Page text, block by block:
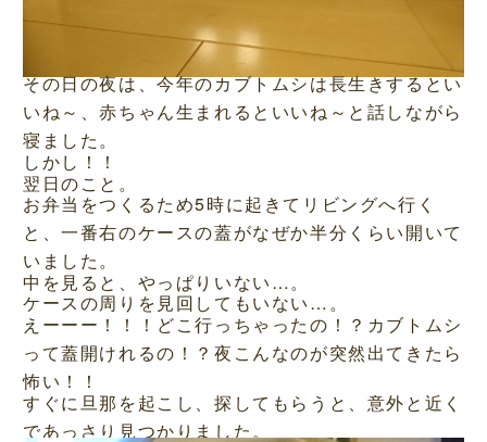
その日の夜は、今年のカブトムシは長生きするとい
いね～、赤ちゃん生まれるといいね～と話しながら
寝ました。
しかし！！
翌日のこと。
お弁当をつくるため5時に起きてリビングへ行く
と、一番右のケースの蓋がなぜか半分くらい開いて
いました。
中を見ると、やっぱりいない…。
ケースの周りを見回してもいない…。
えーーー！！！どこ行っちゃったの！？カブトムシ
って蓋開けれるの！？夜こんなのが突然出てきたら
怖い！！
すぐに旦那を起こし、探してもらうと、意外と近く
であっさり見つかりました。